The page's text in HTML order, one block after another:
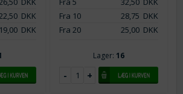
DKK
19,00DKK
Fra 10
28,75 DKK
Fra 20
25,00DKK
Lager: 16